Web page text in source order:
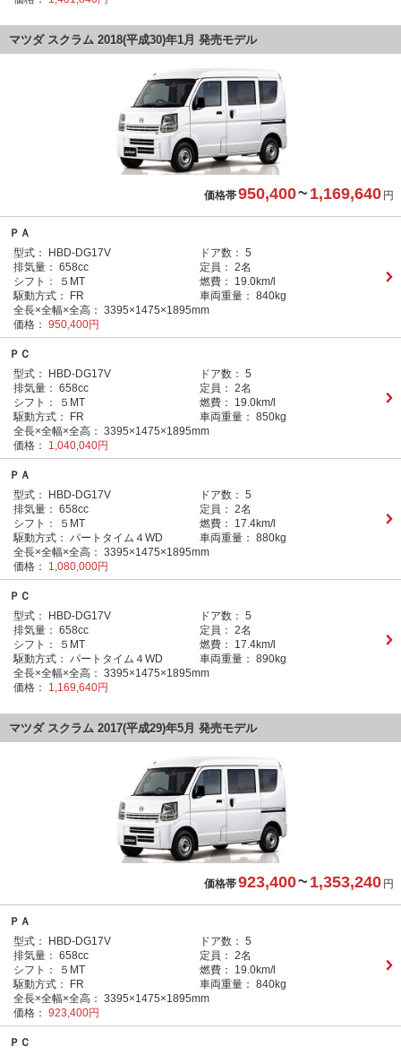
マツダ スクラム 2018(平成30)年1月 発売モデル
価格帯950,400~ 1,169,640 円
ＰＡ
型式：
HBD-DG17V ドア数： 5
排気量： 658cc 定員： 2名
シフト：
５MT 燃費：
19.0km/l
駆動方式：
FR 車両重量： 840kg
全長×全幅×全高： 3395×1475×1895mm
価格： 950,400円
ＰＣ
型式：
HBD-DG17V ドア数： 5
排気量： 658cc 定員： 2名
シフト：
５MT 燃費：
19.0km/l
駆動方式：
FR 車両重量： 850kg
全長×全幅×全高： 3395×1475×1895mm
価格：
1,040,040円
ＰＡ
型式：
HBD-DG17V ドア数： 5
排気量： 658cc 定員： 2名
シフト：
５MT 燃費：
17.4km/l
駆動方式： パートタイム４WD 車両重量： 880kg
全長×全幅×全高： 3395×1475×1895mm
価格：
1,080,000円
ＰＣ
型式：
HBD-DG17V ドア数： 5
排気量： 658cc 定員： 2名
シフト：
５MT 燃費：
17.4km/l
駆動方式： パートタイム４WD 車両重量： 890kg
全長×全幅×全高： 3395×1475×1895mm
価格：
1,169,640円
マツダ スクラム 2017(平成29)年5月 発売モデル
価格帯923,400~ 1,353,240 円
ＰＡ
型式：
HBD-DG17V ドア数： 5
排気量： 658cc 定員： 2名
シフト：
５MT 燃費：
19.0km/l
駆動方式：
FR 車両重量： 840kg
全長×全幅×全高： 3395×1475×1895mm
価格： 923,400円
ＰＣ